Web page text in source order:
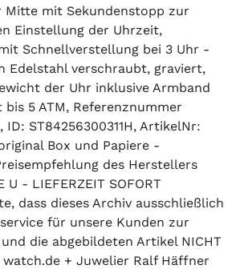
Mitte mit Sekundenstopp zur
Einstellung der Uhrzeit,
Schnellverstellung bei 3 Uhr -
Edelstahl verschraubt, graviert,
der Uhr inklusive Armband
bis 5 ATM, Referenznummer
ID: ST84256300311H, ArtikelNr:
Box und Papiere -
des Herstellers
U - LIEFERZEIT SOFORT
dass dieses Archiv ausschließlich
für unsere Kunden zur
die abgebildeten Artikel NICHT
+ Juwelier Ralf Häffner